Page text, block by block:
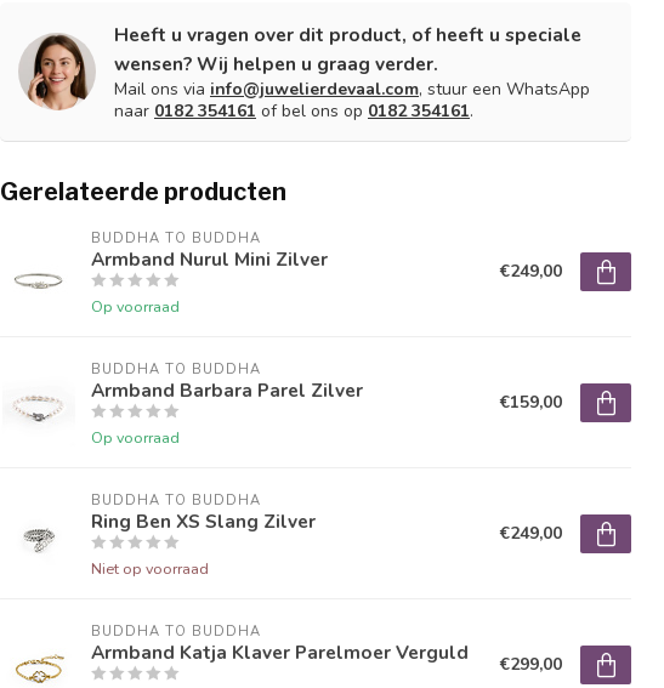
Heeft u vragen over dit product, of heeft u speciale
wensen? Wij helpen u graag verder.
Mail ons via info@juwelierdevaal.com, stuur een WhatsApp
naar 0182 354161 of bel ons op 0182 354161.
Gerelateerde producten
BUDDHA TO BUDDHA
Armband Nurul Mini Zilver
Op voorraad
€249,00
BUDDHA TO BUDDHA
Armband Barbara Parel Zilver
Op voorraad
€159,00
BUDDHA TO BUDDHA
Ring Ben XS Slang Zilver
Niet op voorraad
€249,00
BUDDHA TO BUDDHA
Armband Katja Klaver Parelmoer Verguld €299,00